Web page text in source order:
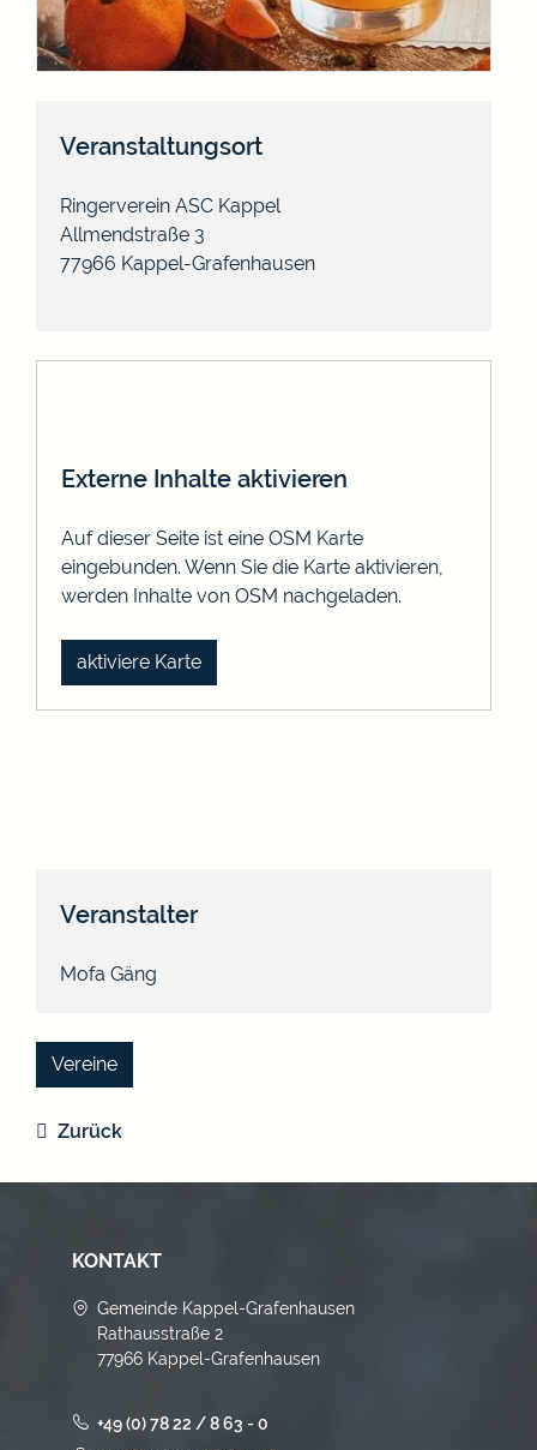
Veranstaltungsort
Ringerverein ASC Kappel
Allmendstraße 3
77966 Kappel-Grafenhausen
Externe Inhalte aktivieren
Auf dieser Seite ist eine OSM Karte
eingebunden. Wenn Sie die Karte aktivieren,
werden Inhalte von OSM nachgeladen.
aktiviere Karte
Veranstalter
Mofa Gäng
Vereine
Zurück
KONTAKT
Gemeinde Kappel-Grafenhausen
Rathausstraße 2
77966 Kappel-Grafenhausen
+49 (0) 78 22 / 8 63 - 0